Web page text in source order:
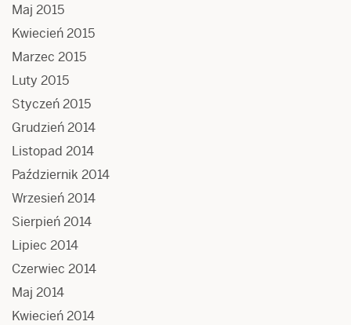
Maj 2015
Kwiecień 2015
Marzec 2015
Luty 2015
Styczeń 2015
Grudzień 2014
Listopad 2014
Październik 2014
Wrzesień 2014
Sierpień 2014
Lipiec 2014
Czerwiec 2014
Maj 2014
Kwiecień 2014